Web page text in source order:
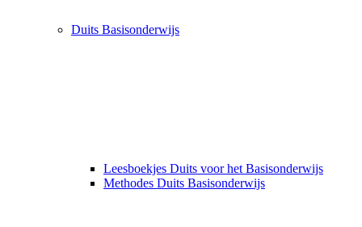
Duits Basisonderwijs
Leesboekjes Duits voor het Basisonderwijs
Methodes Duits Basisonderwijs